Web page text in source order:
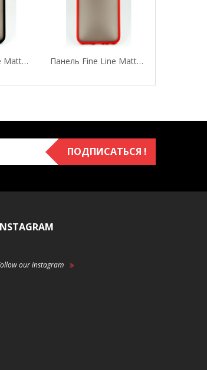
Панель Fine Line Matte Для Xiaomi Redmi Note 8... Панель Fine Line Matte Для Xiaomi Redmi Note 8...
ПОДПИСАТЬСЯ !
our instagram